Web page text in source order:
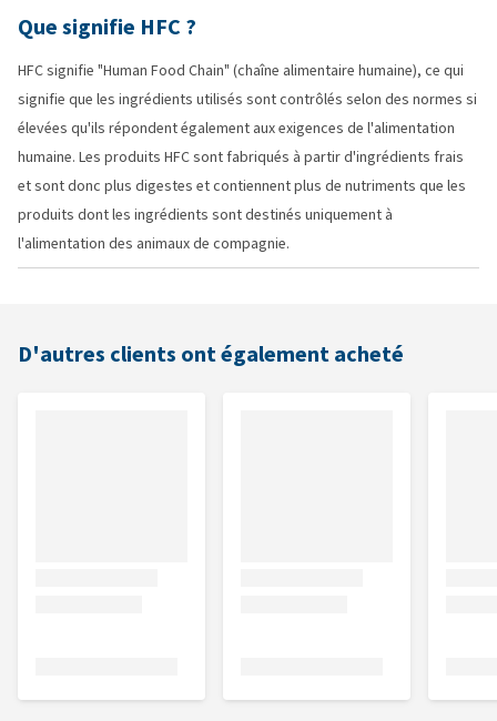
Que signifie HFC ?
HFC signifie "Human Food Chain" (chaîne alimentaire humaine), ce qui
signifie que les ingrédients utilisés sont contrôlés selon des normes si
élevées qu'ils répondent également aux exigences de l'alimentation
humaine. Les produits HFC sont fabriqués à partir d'ingrédients frais
et sont donc plus digestes et contiennent plus de nutriments que les
produits dont les ingrédients sont destinés uniquement à
l'alimentation des animaux de compagnie.
D'autres clients ont également acheté